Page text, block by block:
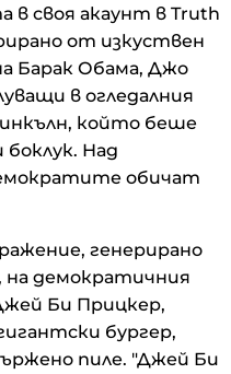
в своя акаунт в Truth
от изкуствен
Барак Обама, Джо
в огледалния
който беше
Над
обичат
генерирано
демократичния
Би Прицкер,
бургер,
пиле. "Джей Би